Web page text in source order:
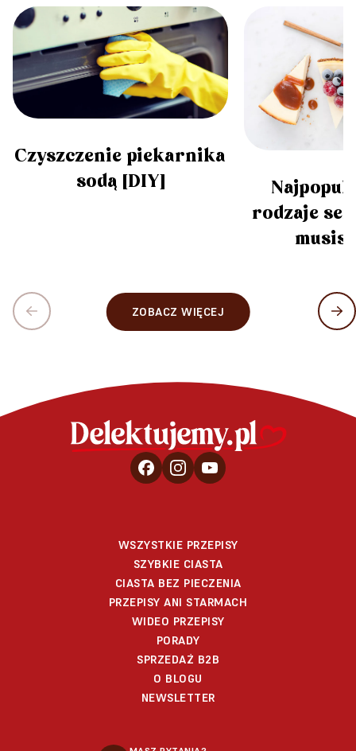
Czyszczenie piekarnika
sodą [DIY]
rodzaje
ZOBACZ WIĘCEJ
WSZYSTKIE PRZEPISY
SZYBKIE CIASTA
CIASTA BEZ PIECZENIA
PRZEPISY ANI STARMACH
WIDEO PRZEPISY
PORADY
SPRZEDAŻ B2B
O BLOGU
NEWSLETTER